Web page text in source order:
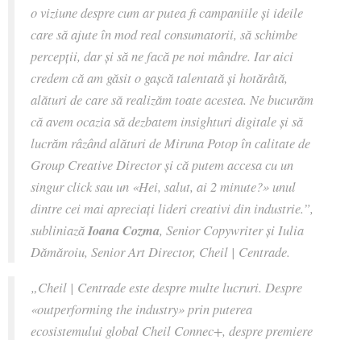
o viziune despre cum ar putea fi campaniile și ideile
care să ajute în mod real consumatorii, să schimbe
percepții, dar și să ne facă pe noi mândre. Iar aici
credem că am găsit o gașcă talentată și hotărâtă,
alături de care să realizăm toate acestea. Ne bucurăm
că avem ocazia să dezbatem insighturi digitale și să
lucrăm râzând alături de Miruna Potop în calitate de
Group Creative Director și că putem accesa cu un
singur click sau un «Hei, salut, ai 2 minute?» unul
dintre cei mai apreciați lideri creativi din industrie.”,
subliniazăIoana Cozma, Senior Copywriter și Iulia
Dămăroiu, Senior Art Director, Cheil | Centrade.
„Cheil | Centrade este despre multe lucruri. Despre
«outperforming the industry» prin puterea
ecosistemului global Cheil Connec+, despre premiere